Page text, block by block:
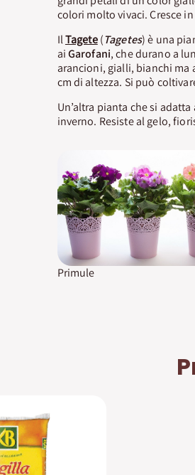
colori molto vivaci. Cresce
IlTagete(Tagetes) è una
aiGarofani, che durano a
arancioni, gialli, bianchi ma
cm di altezza. Si può
Un’altra pianta che si
inverno. Resiste al gelo,
Primule